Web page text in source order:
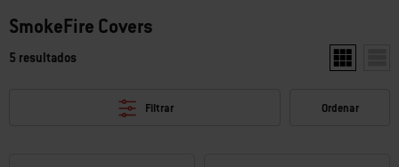
SmokeFire Covers
5 resultados Mostrar
Filtrar Ordenar